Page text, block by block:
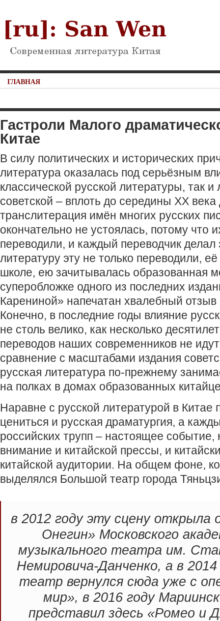
ГЛАВНАЯ
Гастроли Малого
Китае
В силу политических и исторических
литература оказалась под серьёзным
классической русской литературы, так и
советской – вплоть до середины ХХ
транслитерация имён многих русских
окончательно не устоялась, потому что
переводили, и каждый переводчик
литературу эту не только переводили,
школе, ею зачитывалась образованная
суперобложке одного из последних
Карениной» напечатан хвалебный
Конечно, в последние годы влияние
не столь велико, как несколько
переводов наших современников не
сравнение с масштабами издания
русская литература по-прежнему
на полках в домах образованных
Наравне с русской литературой в Китае
цениться и русская драматургия, а
российских трупп – настоящее событие,
внимание и китайской прессы, и
китайской аудитории. На общем фоне,
выделялся Большой театр города
в 2012 году эту сцену открыла
Онегин» Московского
музыкального театра им.
Немировича-Данченко, а в
театр вернулся сюда уже с
мир», в 2016 году
представил здесь «Ромео и